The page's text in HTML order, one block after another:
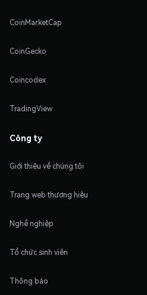
CoinMarketCap
CoinGecko
Coincodex
TradingView
Công ty
Giới thiệu về chúng tôi
Trang web thương hiệu
Nghề nghiệp
Tổ chức sinh viên
Thông báo